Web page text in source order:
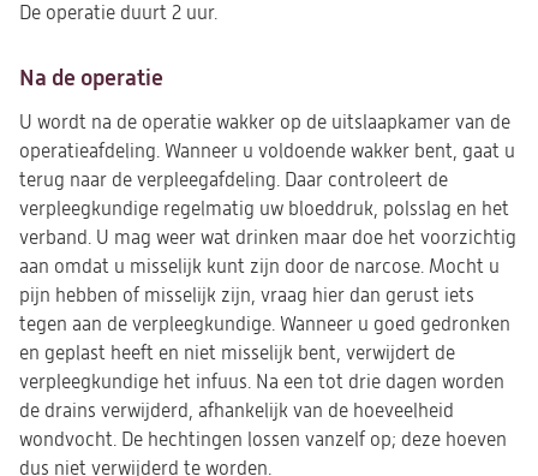
De operatie duurt 2 uur.
Na de operatie
U wordt na de operatie wakker op de uitslaapkamer van de
operatieafdeling. Wanneer u voldoende wakker bent, gaat u
terug naar de verpleegafdeling. Daar controleert de
verpleegkundige regelmatig uw bloeddruk, polsslag en het
verband. U mag weer wat drinken maar doe het voorzichtig
aan omdat u misselijk kunt zijn door de narcose. Mocht u
pijn hebben of misselijk zijn, vraag hier dan gerust iets
tegen aan de verpleegkundige. Wanneer u goed gedronken
en geplast heeft en niet misselijk bent, verwijdert de
verpleegkundige het infuus. Na een tot drie dagen worden
de drains verwijderd, afhankelijk van de hoeveelheid
wondvocht. De hechtingen lossen vanzelf op; deze hoeven
dus niet verwijderd te worden.